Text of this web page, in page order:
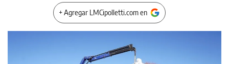
+ Agregar LMCipolletti.com en